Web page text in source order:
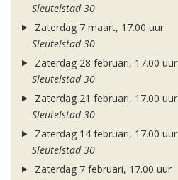
Sleutelstad 30
Zaterdag 7 maart, 17.00 uur
Sleutelstad 30
Zaterdag 28 februari, 17.00 uur
Sleutelstad 30
Zaterdag 21 februari, 17.00 uur
Sleutelstad 30
Zaterdag 14 februari, 17.00 uur
Sleutelstad 30
Zaterdag 7 februari, 17.00 uur